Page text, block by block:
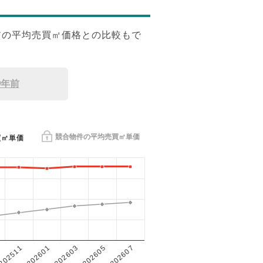
平均売買㎡価格との比較もで
前
競合物件の平均売買㎡単価
単価
202601202603 202605 202607